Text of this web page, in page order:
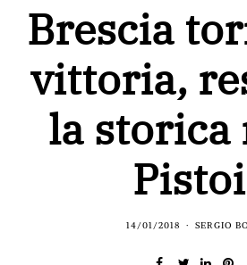
Brescia
vittoria,
la storica
14/01/2018 SERGIO